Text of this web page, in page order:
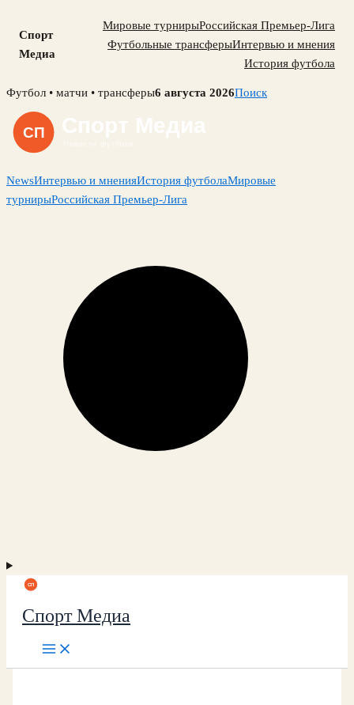
Спорт
Медиа
Мировые турнирыРоссийская Премьер-Лига
Футбольные трансферыИнтервью и мнения
История футбола
Skip
content
Футбол • матчи • трансферы6 августа 2026Поиск
NewsИнтервью и мненияИстория футболаМировые
турнирыРоссийская Премьер-Лига
Спорт Медиа